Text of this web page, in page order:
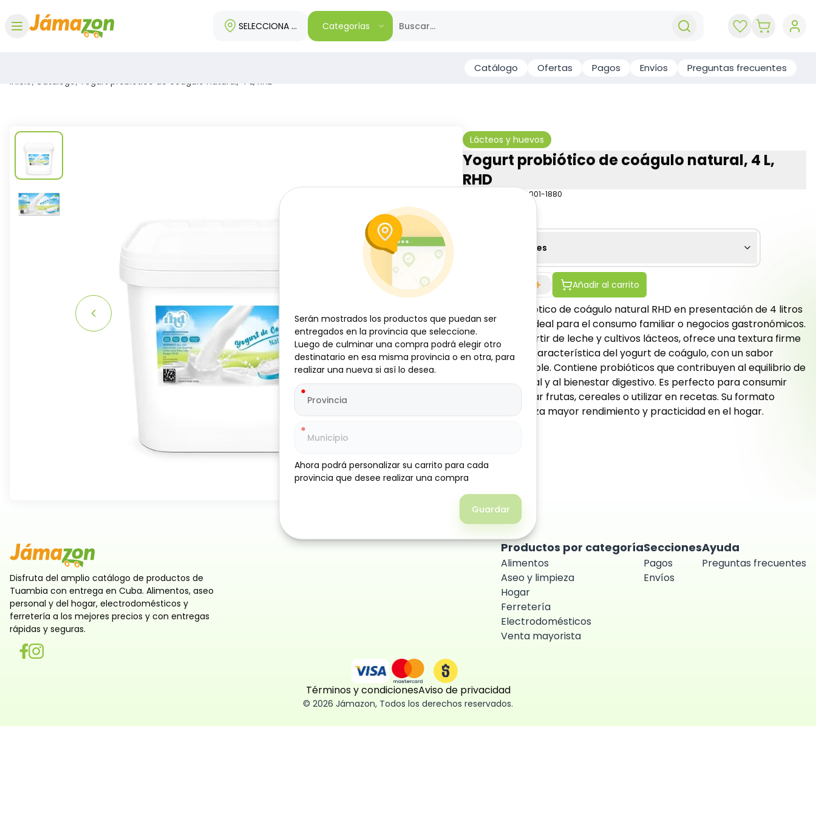
SELECCIONA TU REGIÓNCategorías
Catálogo Ofertas Pagos Envíos Preguntas frecuentes
Inicio/ Catálogo/ Yogurt probiótico de coágulo natural, 4 L, RHD
Lácteos y huevos
Yogurt probiótico de coágulo natural, 4 L,
RHD
B-JAM-001-1880
Especificaciones
+ Añadir al carrito
El yogurt probiótico de coágulo natural RHD en presentación de 4 litros
es una opción ideal para el consumo familiar o negocios gastronómicos.
Elaborado a partir de leche y cultivos lácteos, ofrece una textura firme
y consistente, característica del yogurt de coágulo, con un sabor
natural agradable. Contiene probióticos que contribuyen al equilibrio de
la flora intestinal y al bienestar digestivo. Es perfecto para consumir
solo, acompañar frutas, cereales o utilizar en recetas. Su formato
grande garantiza mayor rendimiento y practicidad en el hogar.
Disfruta del amplio catálogo de productos de
Tuambia con entrega en Cuba. Alimentos, aseo
personal y del hogar, electrodomésticos y
ferretería a los mejores precios y con entregas
rápidas y seguras.
Productos por categoría
Alimentos
Aseo y limpieza
Hogar
Ferretería
Electrodomésticos
Venta mayorista
Secciones
Pagos
Envíos
Ayuda
Preguntas frecuentes
Términos y condicionesAviso de privacidad
© 2026 Jámazon, Todos los derechos reservados.
Serán mostrados los productos que puedan ser
entregados en la provincia que seleccione.
Luego de culminar una compra podrá elegir otro
destinatario en esa misma provincia o en otra, para
realizar una nueva si así lo desea.
Ahora podrá personalizar su carrito para cada
provincia que desee realizar una compra
Guardar
Serán mostrados los productos que puedan ser
entregados en la provincia que seleccione.
Luego de culminar una compra podrá elegir otro
destinatario en esa misma provincia o en otra, para
realizar una nueva si así lo desea.
Ahora podrá personalizar su carrito para cada
provincia que desee realizar una compra
Guardar